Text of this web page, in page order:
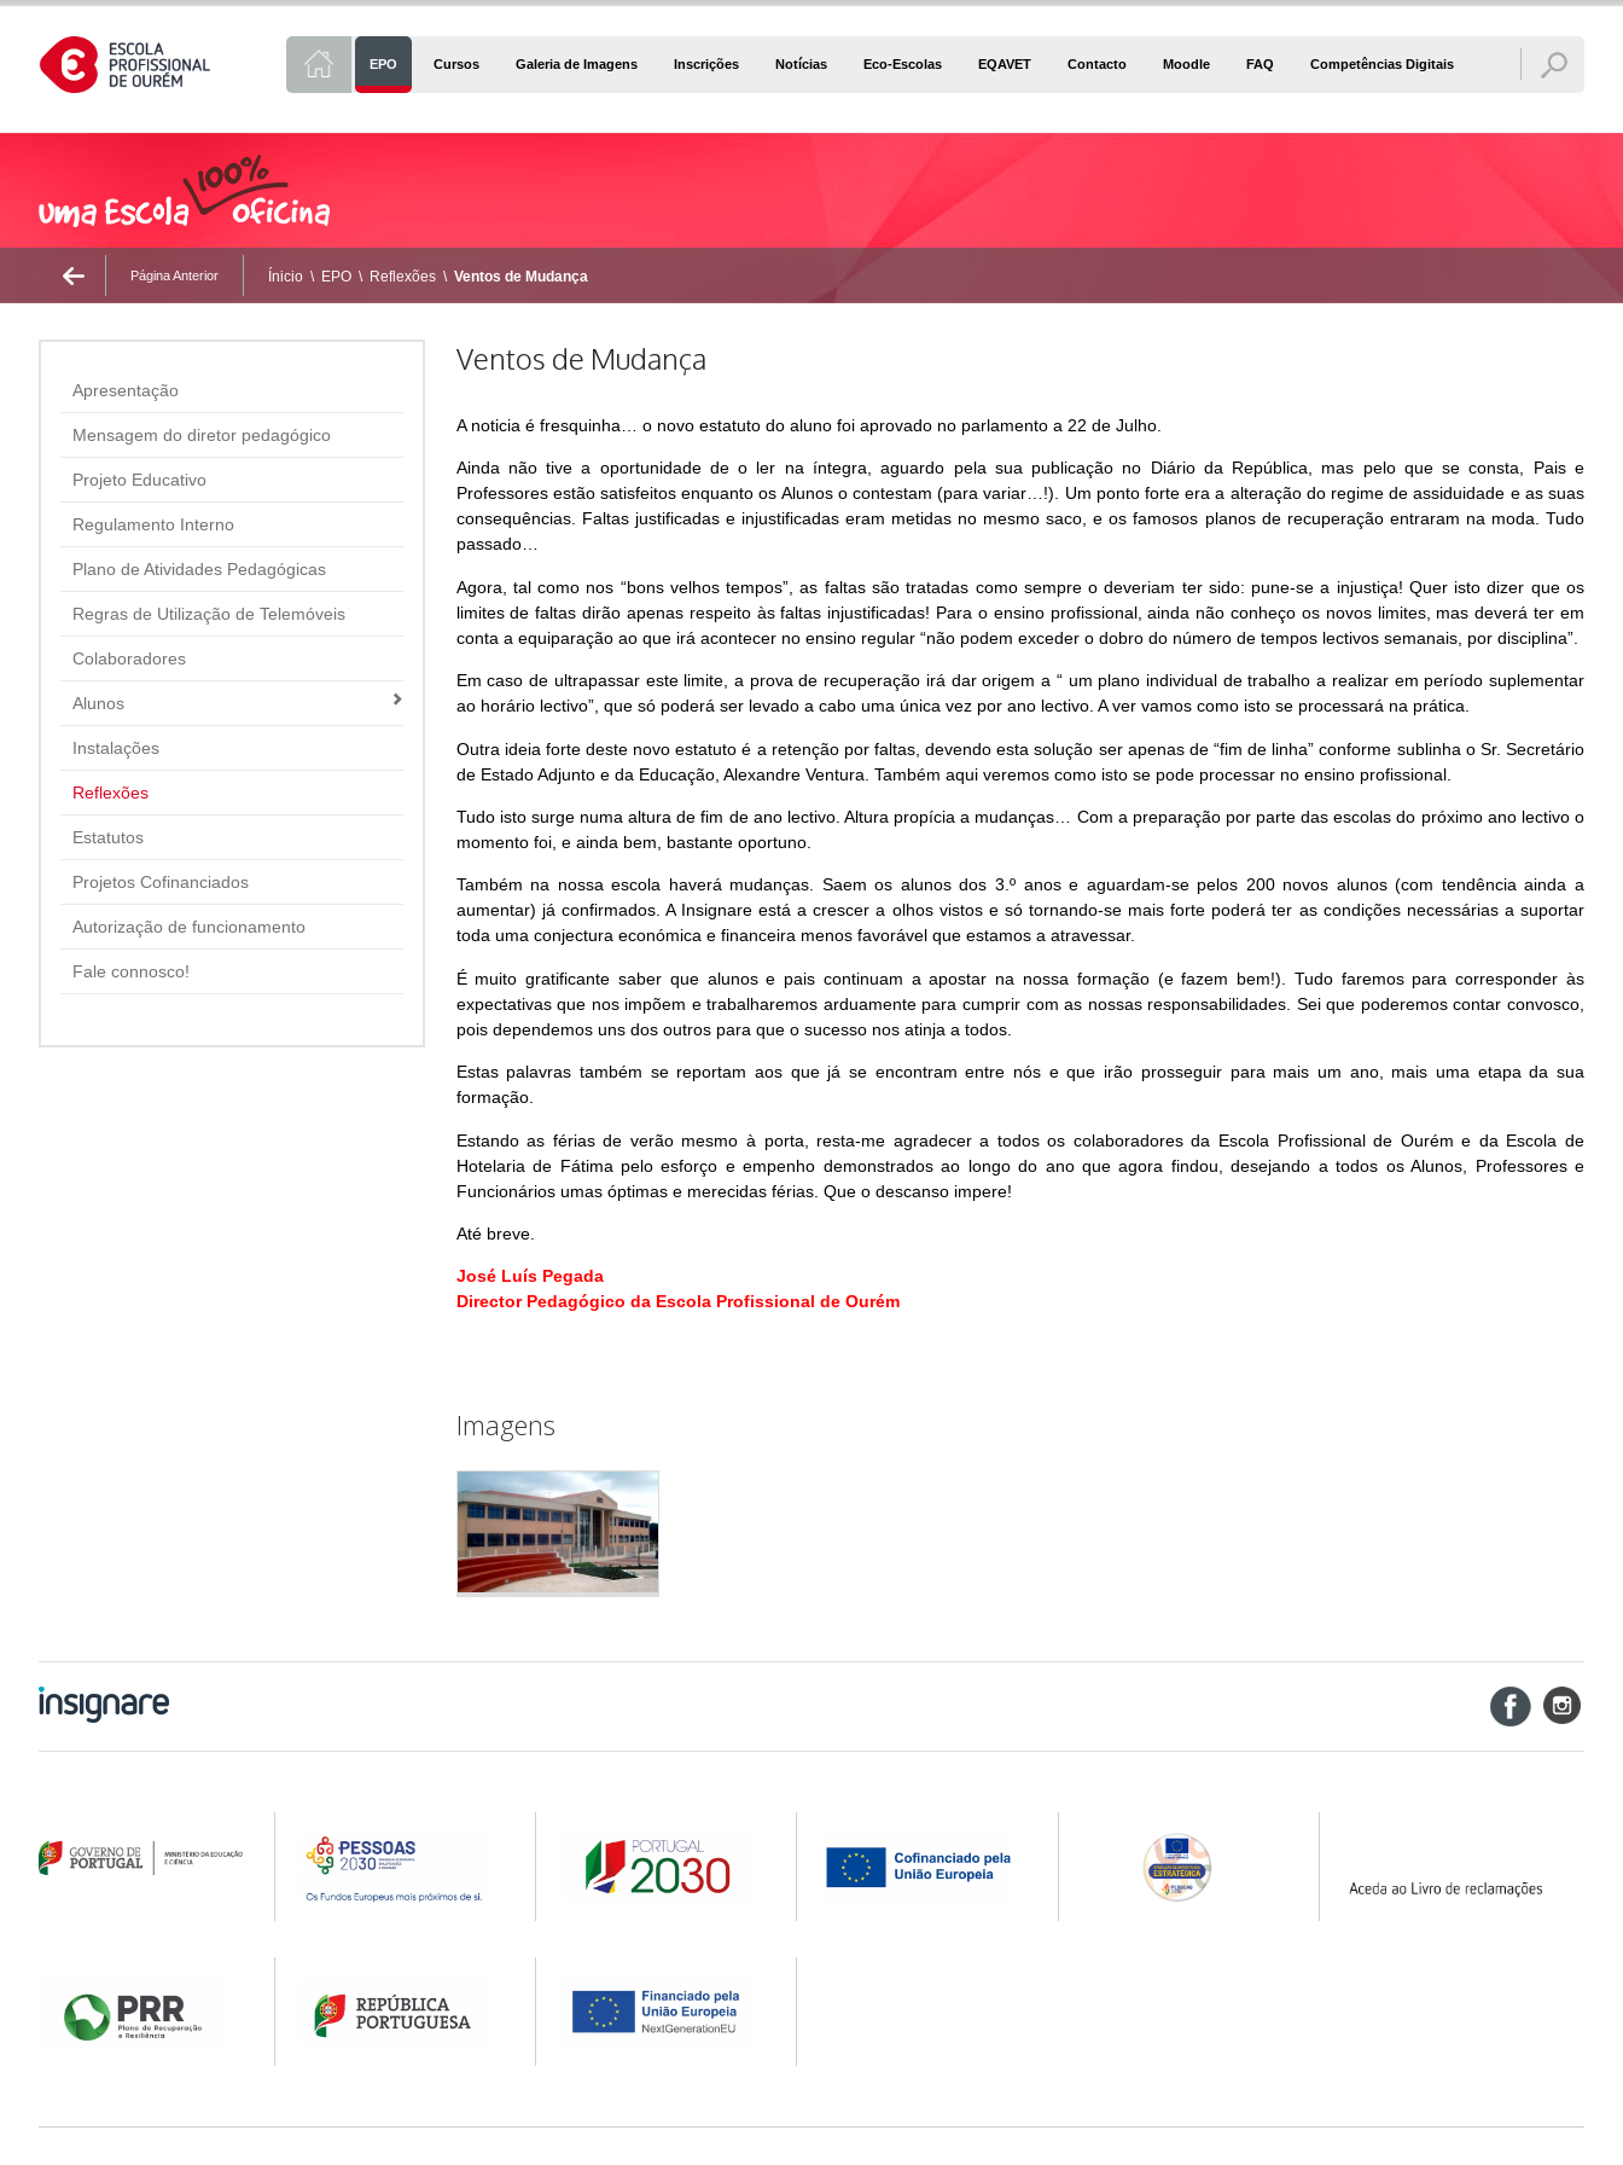
EPO Cursos Galeria de Imagens Inscrições Notícias Eco-Escolas EQAVET Contacto Moodle FAQ Competências Digitais
Página Anterior Ínicio \ EPO \ Reflexões \ Ventos de Mudança
Apresentação
Mensagem do diretor pedagógico
Projeto Educativo
Regulamento Interno
Plano de Atividades Pedagógicas
Regras de Utilização de Telemóveis
Colaboradores
Alunos
Instalações
Reflexões
Estatutos
Projetos Cofinanciados
Autorização de funcionamento
Fale connosco!
Ventos de Mudança
A noticia é fresquinha… o novo estatuto do aluno foi aprovado no parlamento a 22 de Julho.
Ainda não tive a oportunidade de o ler na íntegra, aguardo pela sua publicação no Diário da República, mas pelo que se consta, Pais e
Professores estão satisfeitos enquanto os Alunos o contestam (para variar…!). Um ponto forte era a alteração do regime de assiduidade e as suas
consequências. Faltas justificadas e injustificadas eram metidas no mesmo saco, e os famosos planos de recuperação entraram na moda. Tudo
passado…
Agora, tal como nos “bons velhos tempos”, as faltas são tratadas como sempre o deveriam ter sido: pune-se a injustiça! Quer isto dizer que os
limites de faltas dirão apenas respeito às faltas injustificadas! Para o ensino profissional, ainda não conheço os novos limites, mas deverá ter em
conta a equiparação ao que irá acontecer no ensino regular“não podem exceder o dobro do número de tempos lectivos semanais, por disciplina”.
Em caso de ultrapassar este limite, a prova de recuperação irá dar origem a “ um plano individual de trabalho a realizar em período suplementar
ao horário lectivo”, que só poderá ser levado a cabo uma única vez por ano lectivo. A ver vamos como isto se processará na prática.
Outra ideia forte deste novo estatuto é a retenção por faltas, devendo esta solução ser apenas de “fim de linha” conforme sublinha o Sr. Secretário
de Estado Adjunto e da Educação, Alexandre Ventura. Também aqui veremos como isto se pode processar no ensino profissional.
Tudo isto surge numa altura de fim de ano lectivo. Altura propícia a mudanças… Com a preparação por parte das escolas do próximo ano lectivo o
momento foi, e ainda bem, bastante oportuno.
Também na nossa escola haverá mudanças. Saem os alunos dos 3.º anos e aguardam-se pelos 200 novos alunos (com tendência ainda a
aumentar) já confirmados. A Insignare está a crescer a olhos vistos e só tornando-se mais forte poderá ter as condições necessárias a suportar
toda uma conjectura económica e financeira menos favorável que estamos a atravessar.
É muito gratificante saber que alunos e pais continuam a apostar na nossa formação (e fazem bem!). Tudo faremos para corresponder às
expectativas que nos impõem e trabalharemos arduamente para cumprir com as nossas responsabilidades. Sei que poderemos contar convosco,
pois dependemos uns dos outros para que o sucesso nos atinja a todos.
Estas palavras também se reportam aos que já se encontram entre nós e que irão prosseguir para mais um ano, mais uma etapa da sua
formação.
Estando as férias de verão mesmo à porta, resta-me agradecer a todos os colaboradores da Escola Profissional de Ourém e da Escola de
Hotelaria de Fátima pelo esforço e empenho demonstrados ao longo do ano que agora findou, desejando a todos os Alunos, Professores e
Funcionários umas óptimas e merecidas férias. Que o descanso impere!
Até breve.
José Luís Pegada
Director Pedagógico da Escola Profissional de Ourém
Imagens